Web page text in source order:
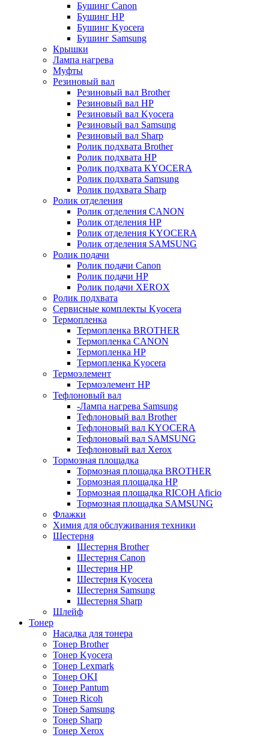
Бушинг Canon
Бушинг HP
Бушинг Kyocera
Бушинг Samsung
Крышки
Лампа нагрева
Муфты
Резиновый вал
Резиновый вал Brother
Резиновый вал HP
Резиновый вал Kyocera
Резиновый вал Samsung
Резиновый вал Sharp
Ролик подхвата Brother
Ролик подхвата HP
Ролик подхвата KYOCERA
Ролик подхвата Samsung
Ролик подхвата Sharp
Ролик отделения
Ролик отделения CANON
Ролик отделения HP
Ролик отделения KYOCERA
Ролик отделения SAMSUNG
Ролик подачи
Ролик подачи Canon
Ролик подачи HP
Ролик подачи XEROX
Ролик подхвата
Сервисные комплекты Kyocera
Термопленка
Термопленка BROTHER
Термопленка CANON
Термопленка HP
Термопленка Kyocera
Термоэлемент
Термоэлемент НР
Тефлоновый вал
-Лампа нагрева Samsung
Тефлоновый вал Brother
Тефлоновый вал KYOCERA
Тефлоновый вал SAMSUNG
Тефлоновый вал Xerox
Тормозная площадка
Тормозная площадка BROTHER
Тормозная площадка HP
Тормозная площадка RICOH Aficio
Тормозная площадка SAMSUNG
Флажки
Химия для обслуживания техники
Шестерня
Шестерня Brother
Шестерня Canon
Шестерня HP
Шестерня Kyocera
Шестерня Samsung
Шестерня Sharp
Шлейф
Тонер
Насадка для тонера
Тонер Brother
Тонер Kyocera
Тонер Lexmark
Тонер OKI
Тонер Pantum
Тонер Ricoh
Тонер Samsung
Тонер Sharp
Тонер Xerox